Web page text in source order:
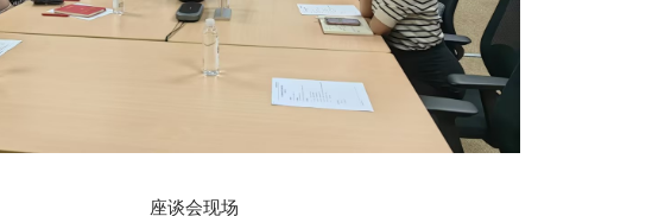
座谈会现场